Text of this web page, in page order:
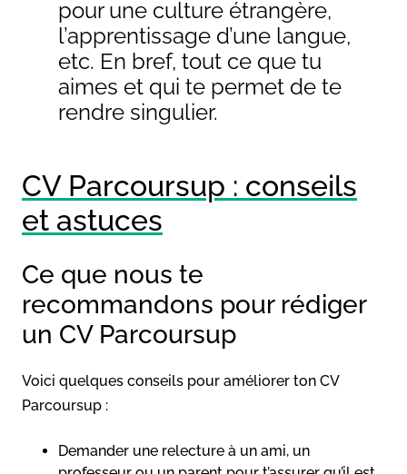
pour une culture étrangère,
l’apprentissage d’une langue,
etc. En bref, tout ce que tu
aimes et qui te permet de te
rendre singulier.
CV Parcoursup : conseils
et astuces
Ce que nous te
recommandons pour rédiger
un CV Parcoursup
Voici quelques conseils pour améliorer ton CV
Parcoursup :
Demander une relecture à un ami, un